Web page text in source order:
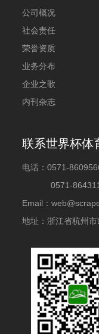
公司概况
社会责任
荣誉资质
业务分布
企业之歌
内刊杂志
联系世界杯体
电话：0571-
0571-
Email：
地址：浙江省杭州